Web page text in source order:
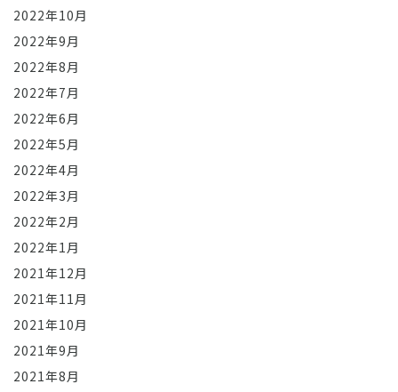
2022年10月
2022年9月
2022年8月
2022年7月
2022年6月
2022年5月
2022年4月
2022年3月
2022年2月
2022年1月
2021年12月
2021年11月
2021年10月
2021年9月
2021年8月